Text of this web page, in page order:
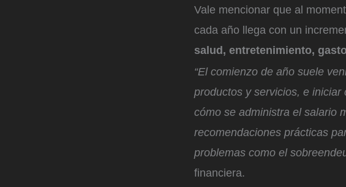
Vale mencionar que al
cada año llega con un
salud, entretenimiento,
“El comienzo de año suele
productos y servicios, e
cómo se administra el salario
recomendaciones prácticas
problemas como el
financiera.